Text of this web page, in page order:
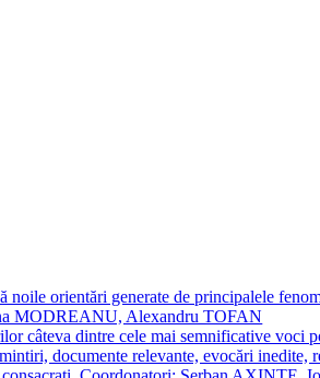
noile orientări generate de principalele
MODREANU, Alexandru TOFAN
câteva dintre cele mai semnificative
documente relevante, evocări